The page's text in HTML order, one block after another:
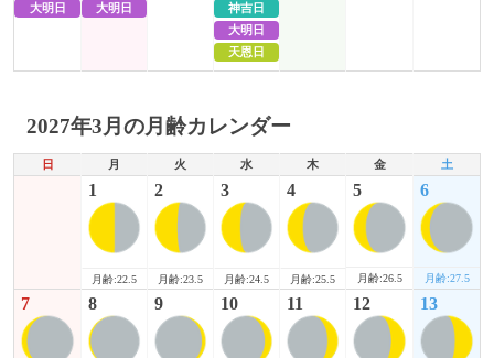
大明日
大明日
神吉日
大明日
天恩日
2027年3月の月齢カレンダー
日 月 火 水 木 金 土
1
月齢:22.5
2
月齢:23.5
3
月齢:24.5
4
月齢:25.5
5
月齢:26.5
6
月齢:27.5
7 8 9 10 11 12 13